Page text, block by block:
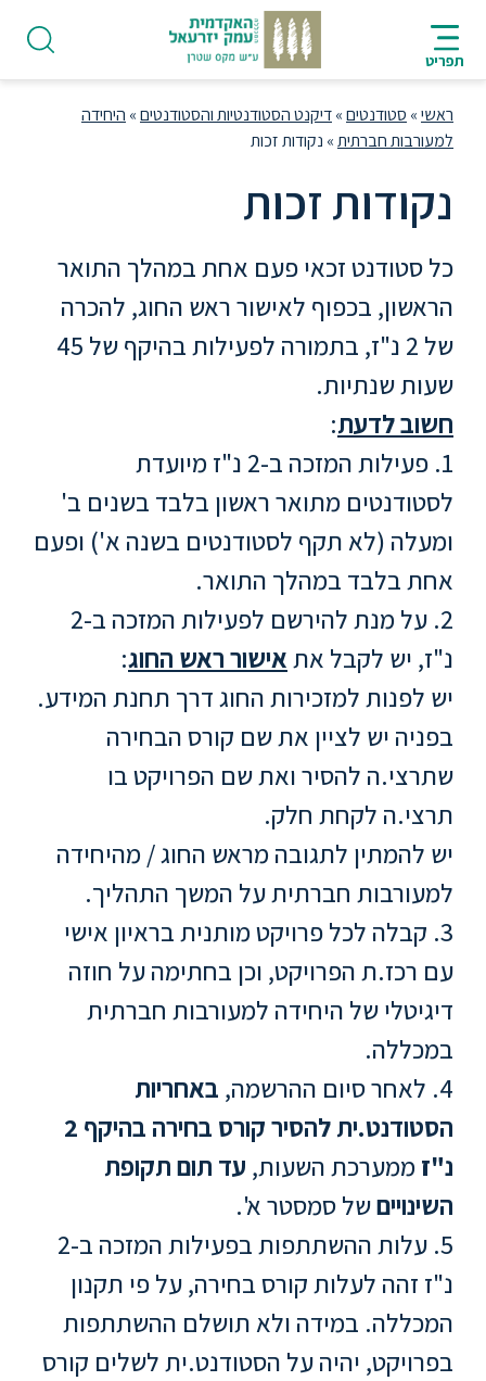
לתוכן
מרכזי
העמוד
תפריט
HE
פודקאסט
אודות
ראשון
היחידה
ללימודי
אנגלית
ועברית
תואר
שני
המרכז
הקדם
אקדמי
לימודי
חוץ
והמשך
מתעניינים
סטודנטים
בוגרים
סגל
שכר
לימוד
מחקר
והוראה
ראשי» סטודנטים»דיקנט הסטודנטיות והסטודנטים» היחידה
למעורבות חברתית» נקודות זכות
נקודות זכות
כל סטודנט זכאי פעם אחת במהלך התואר
הראשון, בכפוף לאישור ראש החוג, להכרה
של 2 נ"ז, בתמורה לפעילות בהיקף של 45
שעות שנתיות.
חשוב לדעת:
1. פעילות המזכה ב-2 נ"ז מיועדת
לסטודנטים מתואר ראשון בלבד בשנים ב'
ומעלה (לא תקף לסטודנטים בשנה א') ופעם
אחת בלבד במהלך התואר.
2. על מנת להירשם לפעילות המזכה ב-2
נ"ז, יש לקבל אתאישור ראש החוג:
יש לפנות למזכירות החוג דרך תחנת המידע.
בפניה יש לציין את שם קורס הבחירה
שתרצי.ה להסיר ואת שם הפרויקט בו
תרצי.ה לקחת חלק.
יש להמתין לתגובה מראש החוג / מהיחידה
למעורבות חברתית על המשך התהליך.
3. קבלה לכל פרויקט מותנית בראיון אישי
עם רכז.ת הפרויקט, וכן בחתימה על חוזה
דיגיטלי של היחידה למעורבות חברתית
במכללה.
4. לאחר סיום ההרשמה,
באחריות
הסטודנט.ית להסיר קורס בחירה בהיקף 2
נ"ז ממערכת השעות, עד תום תקופת
השינוייםשל סמסטר א'.
5. עלות ההשתתפות בפעילות המזכה ב-2
נ"ז זהה לעלות קורס בחירה, על פי תקנון
המכללה. במידה ולא תושלם ההשתתפות
בפרויקט, יהיה על הסטודנט.ית לשלים קורס